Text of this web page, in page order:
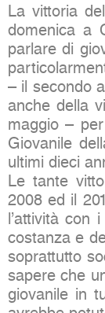
La vittoria
domenica a
parlare di
– il secondo
anche della
maggio –
Giovanile
ultimi dieci
Le tante
2008 ed il
l’attività con
costanza e
soprattutto
sapere che
giovanile in